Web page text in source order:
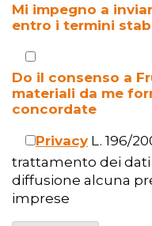
Mi impegno a
entro i termini
Do il consenso a
materiali da me
concordate
PrivacyL. 196/
trattamento dei dati
diffusione alcuna
imprese